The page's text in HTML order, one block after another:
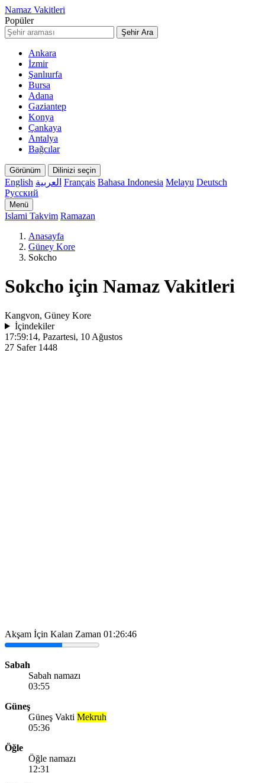
Namaz Vakitleri
Popüler
Şehir Ara
Ankara
İzmir
Şanlıurfa
Bursa
Adana
Gaziantep
Konya
Çankaya
Antalya
Bağcılar
Görünüm Dilinizi seçin
English العربية Français Bahasa Indonesia Melayu Deutsch
Русский
Menü
Islami Takvim Ramazan
Anasayfa
Güney Kore
Sokcho
Sokcho için Namaz Vakitleri
Kangvon, Güney Kore
İçindekiler
17:59:14, Pazartesi, 10 Ağustos
27 Safer 1448
Akşam İçin Kalan Zaman 01:26:46
Sabah
Sabah namazı
03:55
Güneş
Güneş Vakti Mekruh
05:36
Öğle
Öğle namazı
12:31